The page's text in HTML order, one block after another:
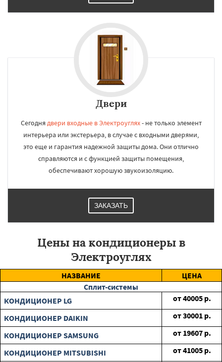
Двери
Сегодня двери входные в Электроуглях- не только элемент
интерьера или экстерьера, в случае с входными дверями,
это еще и гарантия надежной защиты дома. Они отлично
справляются и с функцией защиты помещения,
обеспечивают хорошую звукоизоляцию.
ЗАКАЗАТЬ
Цены на кондиционеры в
Электроуглях
НАЗВАНИЕ
ЦЕНА
Сплит-системы
КОНДИЦИОНЕР LG
от40005 р.
КОНДИЦИОНЕР DAIKIN
от30001 р.
КОНДИЦИОНЕР SAMSUNG
от 19607 р.
КОНДИЦИОНЕР MITSUBISHI
от41005 р.